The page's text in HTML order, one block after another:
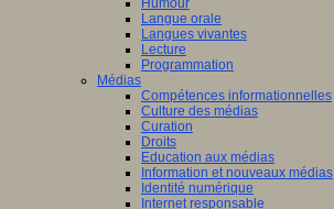
Humour
Langue orale
Langues vivantes
Lecture
Programmation
Médias
Compétences informationnelles
Culture des médias
Curation
Droits
Education aux médias
Information et nouveaux médias
Identité numérique
Internet responsable